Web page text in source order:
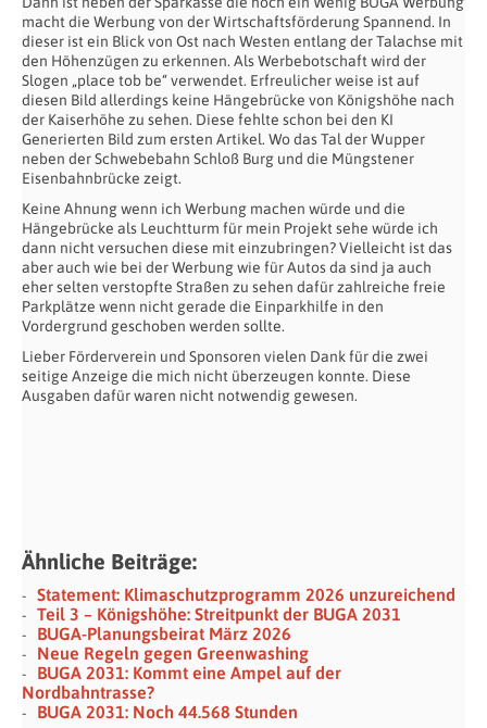
macht die Werbung von der Wirtschaftsförderung Spannend. In
dieser ist ein Blick von Ost nach Westen entlang der Talachse mit
den Höhenzügen zu erkennen. Als Werbebotschaft wird der
Slogen „place tob be“ verwendet. Erfreulicher weise ist auf
diesen Bild allerdings keine Hängebrücke von Königshöhe nach
der Kaiserhöhe zu sehen. Diese fehlte schon bei den KI
Generierten Bild zum ersten Artikel. Wo das Tal der Wupper
neben der Schwebebahn Schloß Burg und die Müngstener
Eisenbahnbrücke zeigt.
Keine Ahnung wenn ich Werbung machen würde und die
Hängebrücke als Leuchtturm für mein Projekt sehe würde ich
dann nicht versuchen diese mit einzubringen? Vielleicht ist das
aber auch wie bei der Werbung wie für Autos da sind ja auch
eher selten verstopfte Straßen zu sehen dafür zahlreiche freie
Parkplätze wenn nicht gerade die Einparkhilfe in den
Vordergrund geschoben werden sollte.
Lieber Förderverein und Sponsoren vielen Dank für die zwei
seitige Anzeige die mich nicht überzeugen konnte. Diese
Ausgaben dafür waren nicht notwendig gewesen.
Ähnliche Beiträge:
Statement: Klimaschutzprogramm 2026 unzureichend
Teil 3 – Königshöhe: Streitpunkt der BUGA 2031
BUGA-Planungsbeirat März 2026
Neue Regeln gegen Greenwashing
BUGA 2031: Kommt eine Ampel auf der
Nordbahntrasse?
BUGA 2031: Noch 44.568 Stunden